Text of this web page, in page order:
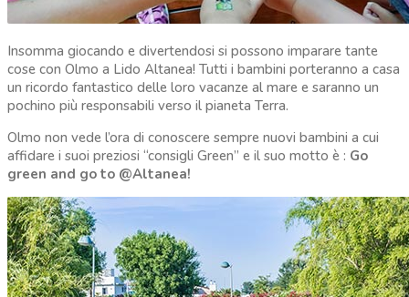
Insomma giocando e divertendosi si possono imparare tante
cose con Olmo a Lido Altanea! Tutti i bambini porteranno a casa
un ricordo fantastico delle loro vacanze al mare e saranno un
pochino più responsabili verso il pianeta Terra.
Olmo non vede l’ora di conoscere sempre nuovi bambini a cui
affidare i suoi preziosi “consigli Green” e il suo motto è : Go
green and go to @Altanea!